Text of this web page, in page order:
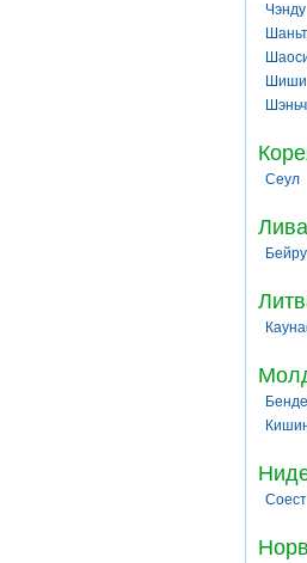
Чэнду
Шиши
Сеул
Соест